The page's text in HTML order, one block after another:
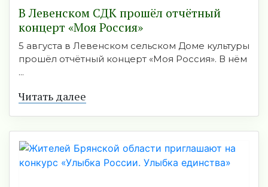
В Левенском СДК прошёл отчётный
концерт «Моя Россия»
5 августа в Левенском сельском Доме культуры
прошёл отчётный концерт «Моя Россия». В нём
...
Читать далее